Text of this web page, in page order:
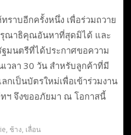
ราบอีกครั้งหนึ่ง เพื่อร่วมถวาย
รุณาธิคุณอันหาที่สุดมิได้ และ
มนตรีที่ได้ประกาศขอความ
วลา 30 วัน สำหรับลูกค้าที่มี
กเป็นบัตรใหม่เพื่อเข้าร่วมงาน
ฯ จึงขออภัยมา ณ โอกาสนี้
, ช้าง, เลื่อน